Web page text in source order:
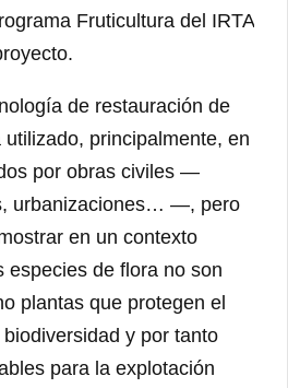
Fruticultura del IRTA
de restauración de
principalmente, en
por obras civiles —
urbanizaciones… —, pero
en un contexto
especies de flora no son
plantas que protegen el
y por tanto
para la explotación